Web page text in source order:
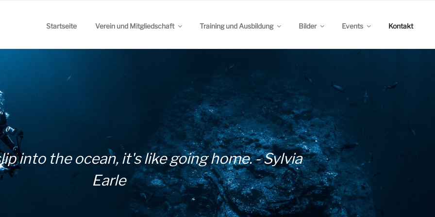
into the ocean, it's like going home. - Sylvia
Earle
Startseite Verein und Mitgliedschaft Training und Ausbildung Bilder Events Kontakt